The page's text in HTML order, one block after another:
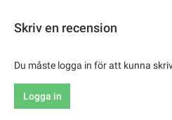
Skriv en recension
Du måste logga in för att kunna
Logga in